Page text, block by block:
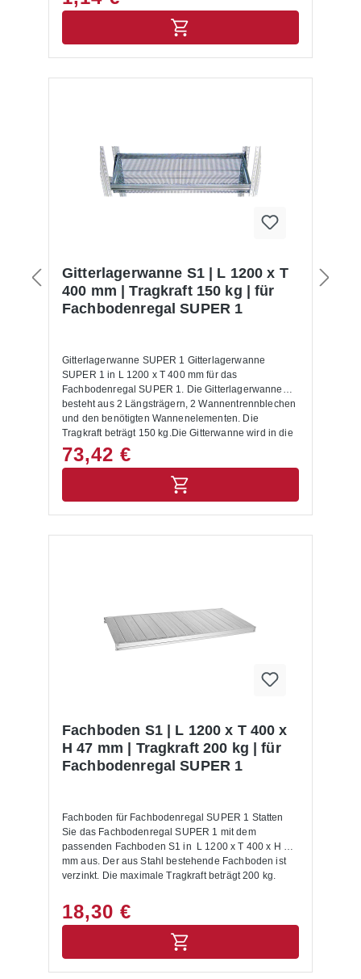
Gitterlagerwanne S1 | L 1200 x T
400 mm | Tragkraft 150 kg | für
Fachbodenregal SUPER 1
Gitterlagerwanne SUPER 1 Gitterlagerwanne
SUPER 1 in L 1200 x T 400 mm für das
Fachbodenregal SUPER 1. Die Gitterlagerwanne
besteht aus 2 Längsträgern, 2 Wannentrennblechen
und den benötigten Wannenelementen. Die
Tragkraft beträgt 150 kg.Die Gitterwanne wird in die
zwei mitgelieferten Längsträgern eingehängt.
73,42 €
Fachboden S1 | L 1200 x T 400 x
H 47 mm | Tragkraft 200 kg | für
Fachbodenregal SUPER 1
Fachboden für Fachbodenregal SUPER 1 Statten
Sie das Fachbodenregal SUPER 1 mit dem
passenden Fachboden S1 in L 1200 x T 400 x H 47
mm aus. Der aus Stahl bestehende Fachboden ist
verzinkt. Die maximale Tragkraft beträgt 200 kg.
18,30 €